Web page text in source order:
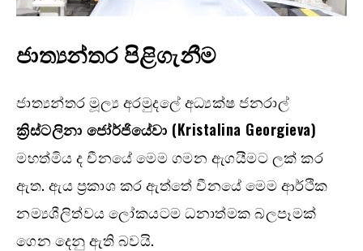
ජාත්‍යන්තර පිළිගැනීම
ජාත්‍යන්තර මූල්‍ය අරමුදලේ අධ්‍යක්ෂ ජනරාල්
ක්‍රිස්ටලිනා ජෝර්ජියේවා (Kristalina Georgieva)
මහත්මිය ද චීනයේ මෙම ගමන ඇගයීමට ලක් කර
ඇත. ඇය ප්‍රකාශ කර ඇත්තේ චීනයේ මෙම ආර්ථික
නම්‍යශීලිත්වය ලෝකයටම ධනාත්මක බලපෑමක්
ගෙන දෙනු ඇති බවයි.